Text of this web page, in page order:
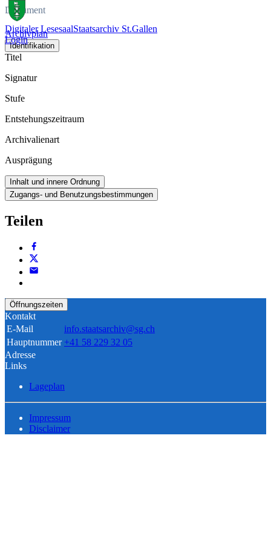
Digitaler LesesaalStaatsarchiv St.Gallen
Login
Dokument
Archivplan
Identifikation
Titel
Signatur
Stufe
Entstehungszeitraum
Archivalienart
Ausprägung
Inhalt und innere Ordnung
Zugangs- und Benutzungsbestimmungen
Teilen
Öffnungszeiten
Kontakt
E-Mail
info.staatsarchiv@sg.ch
Hauptnummer +41 58 229 32 05
Adresse
Links
Lageplan
Impressum
Disclaimer